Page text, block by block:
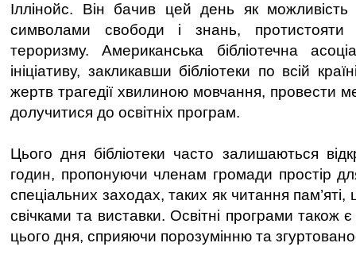
Іллінойс. Він бачив цей день як можливість
символами свободи і знань, протистояти
тероризму. Американська бібліотечна
ініціативу, закликавши бібліотеки по всій
жертв трагедії хвилиною мовчання, провести
долучитися до освітніх програм.
Цього дня бібліотеки часто залишаються
годин, пропонуючи членам громади простір
спеціальних заходах, таких як читання пам’яті,
свічками та виставки. Освітні програми
цього дня, сприяючи порозумінню та